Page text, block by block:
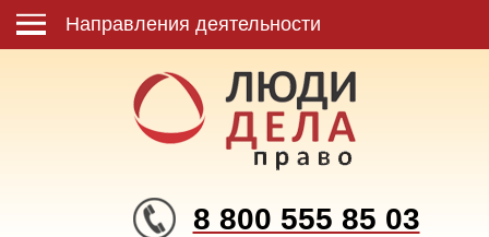
Направления деятельности
8 800 555 85 03